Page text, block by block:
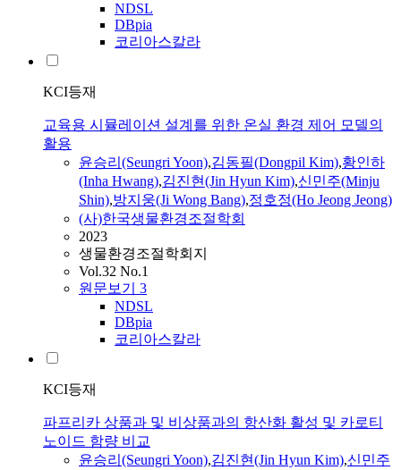
NDSL
DBpia
코리아스칼라
KCI등재
교육용 시뮬레이션 설계를 위한 온실 환경 제어 모델의
활용
윤승리 (Seungri Yoon),김동필(Dongpil Kim),황인하
(Inha Hwang),김진현(Jin Hyun Kim),신민주(Minju
Shin),방지웅(Ji Wong Bang),정호정(Ho Jeong Jeong)
(사)한국생물환경조절학회
2023
생물환경조절학회지
Vol.32 No.1
원문보기 3
NDSL
DBpia
코리아스칼라
KCI등재
파프리카 상품과 및 비상품과의 항산화 활성 및 카로티
노이드 함량 비교
윤승리 (Seungri Yoon),김진현(Jin Hyun Kim),신민주